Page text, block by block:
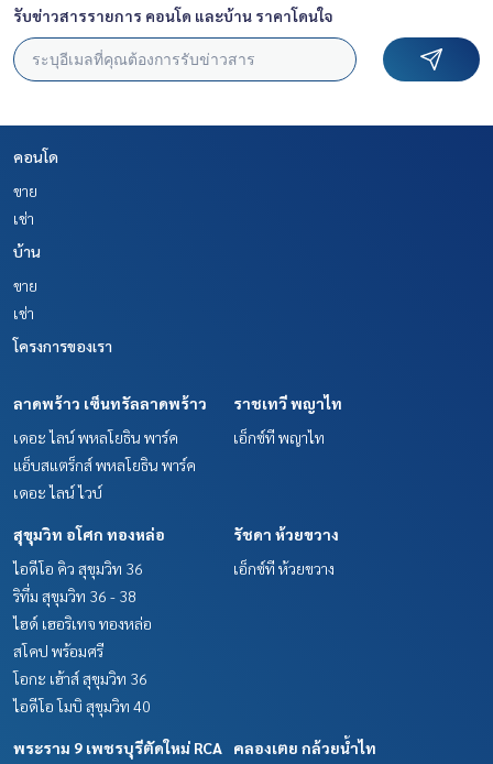
รับข่าวสารรายการ คอนโด และบ้าน ราคาโดนใจ
คอนโด
ขาย
เช่า
บ้าน
ขาย
เช่า
โครงการของเรา
ลาดพร้าว เซ็นทรัลลาดพร้าว
เดอะ ไลน์ พหลโยธิน พาร์ค
แอ็บสแตร็กส์ พหลโยธิน พาร์ค
เดอะ ไลน์ ไวบ์
ราชเทวี พญาไท
เอ็กซ์ที พญาไท
สุขุมวิท อโศก ทองหล่อ
ไอดีโอ คิว สุขุมวิท 36
ริทึ่ม สุขุมวิท 36 - 38
ไฮด์ เฮอริเทจ ทองหล่อ
สโคป พร้อมศรี
โอกะ เฮ้าส์ สุขุมวิท 36
ไอดีโอ โมบิ สุขุมวิท 40
รัชดา ห้วยขวาง
เอ็กซ์ที ห้วยขวาง
พระราม 9 เพชรบุรีตัดใหม่ RCA คลองเตย กล้วยน้ำไท